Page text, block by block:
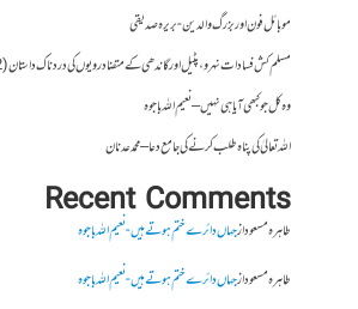
موبائل فون اور بزرگ والدین- بریرہ صدیقی
مسلم کش فسادات نہرو، پٹیل اور گاندھی کے متضاد رویوں کی درد ناک داستان (2)- عرفان علی عزیز
وہ کل جو کبھی آیا ہی نہیں – نعیم اللہ باجوہ
اللہ تعالیٰ کی پناہ طلب کرنے کی جامع دعا – محمد عدنان
Recent Comments
طاہرہ مسعودازجہاں دائرے ختم ہوتے ہیں- نعیم اللہ باجوہ
طاہرہ مسعودازجہاں دائرے ختم ہوتے ہیں- نعیم اللہ باجوہ